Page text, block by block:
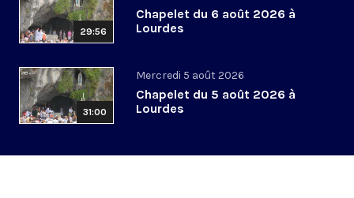
29:56
Chapelet du 6 août 2026 à
Lourdes
31:00
Mercredi 5 août 2026
Chapelet du 5 août 2026 à
Lourdes